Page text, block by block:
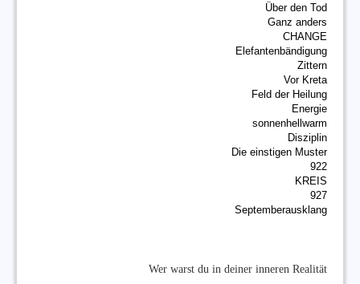
Über den Tod
Ganz anders
CHANGE
Elefantenbändigung
Zittern
Vor Kreta
Feld der Heilung
Energie
sonnenhellwarm
Disziplin
Die einstigen Muster
922
KREIS
927
Septemberausklang
Wer warst du in deiner inneren Realität